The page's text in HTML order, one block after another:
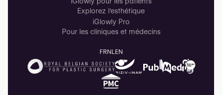
Explorez l'esthétique
iGlowly Pro
Pour les cliniques et médecins
FRNLEN